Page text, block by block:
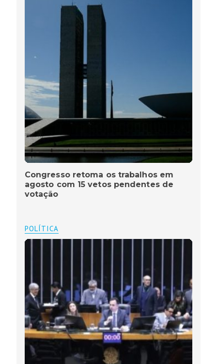
Congresso retoma os trabalhos em
agosto com 15 vetos pendentes de
votação
POLÍTICA